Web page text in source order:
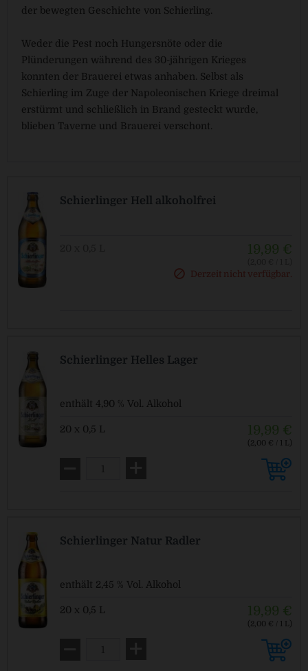
der bewegten Geschichte von Schierling.
Weder die Pest noch Hungersnöte oder die
Plünderungen während des 30-jährigen Krieges
konnten der Brauerei etwas anhaben. Selbst als
Schierling im Zuge der Napoleonischen Kriege dreimal
erstürmt und schließlich in Brand gesteckt wurde,
blieben Taverne und Brauerei verschont.
Schierlinger Hell alkoholfrei
19,99 €
MEHRWEG zzgl. Pfand: 3,10 € *
Derzeit nicht verfügbar.
Schierlinger Helles Lager
enthält 4,90 % Vol. Alkohol
20 x 0,5 L 19,99 €
(2,00 € / 1 L)
Schierlinger Natur Radler
enthält 2,45 % Vol. Alkohol
20 x 0,5 L 19,99 €
(2,00 € / 1 L)